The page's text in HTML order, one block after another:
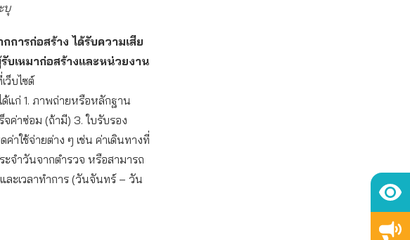
บุ
ารก่อสร้าง ได้รับความเสีย
บเหมาก่อสร้างและหน่วยงาน
ว็บไซต์
แก่ 1. ภาพถ่ายหรือหลักฐาน
ค่าซ่อม (ถ้ามี) 3. ใบรับรอง
ใช้จ่ายต่าง ๆ เช่น ค่าเดินทางที่
ะจำวันจากตำรวจ หรือสามารถ
ละเวลาทำการ (วันจันทร์ – วัน